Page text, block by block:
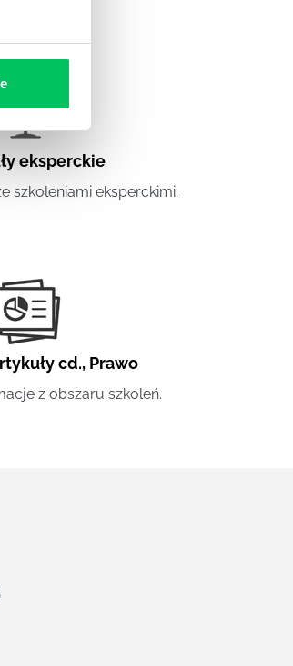
eksperckie
szkoleniami eksperckimi.
cd., Prawo
z obszaru szkoleń.